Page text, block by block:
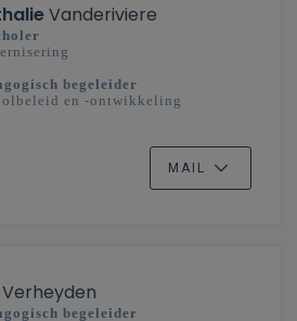
Vanderiviere
begeleider
en -ontwikkeling
MAIL
Verheyden
begeleider